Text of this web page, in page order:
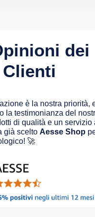
dei
è la nostra priorità,
la testimonianza del
di qualità e un servizio
già scelto Aesse Shop
🚀